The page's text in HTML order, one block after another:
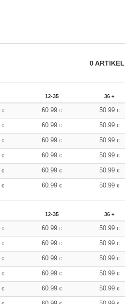
0ARTIKEL
12-35 36 +
€ 60.99 € 50.99 €
€ 60.99 € 50.99 €
€ 60.99 € 50.99 €
€ 60.99 € 50.99 €
€ 60.99 € 50.99 €
€ 60.99 € 50.99 €
12-35 36 +
€ 60.99 € 50.99 €
€ 60.99 € 50.99 €
€ 60.99 € 50.99 €
€ 60.99 € 50.99 €
€ 60.99 € 50.99 €